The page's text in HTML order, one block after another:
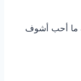
ما أحب أشوف